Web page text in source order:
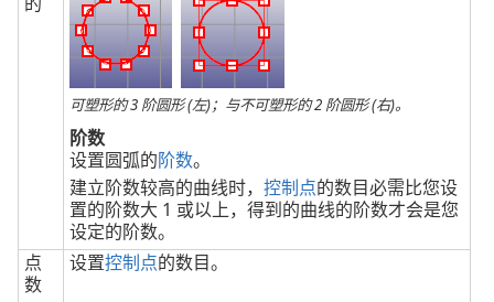
可塑形的 3 阶圆形 (左)；与不可塑形的 2 阶圆形 (右)。
阶数
设置圆弧的阶数。
建立阶数较高的曲线时， 控制点的数目必需比您设
置的阶数大 1 或以上，得到的曲线的阶数才会是您
设定的阶数。
点
数
设置控制点的数目。